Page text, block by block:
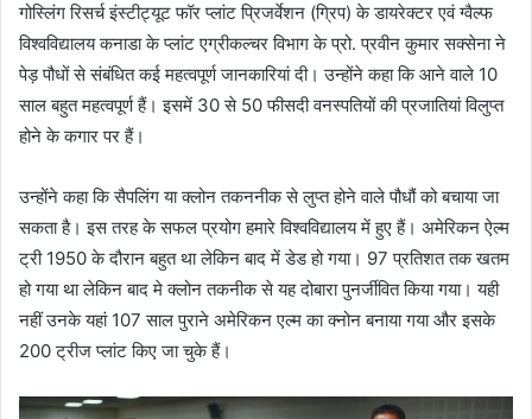
गोस्लिंग रिसर्च इंस्टीट्यूट फॉर प्लांट प्रिजर्वेशन (ग्रिप) के डायरेक्टर एवं ग्वैल्फ
विश्वविद्यालय कनाडा के प्लांट एग्रीकल्चर विभाग के प्रो. प्रवीन कुमार सक्सेना ने
पेड़ पौधों से संबंधित कई महत्वपूर्ण जानकारियां दी। उन्होंने कहा कि आने वाले 10
साल बहुत महत्वपूर्ण हैं। इसमें 30 से 50 फीसदी वनस्पतियों की प्रजातियां विलुप्त
होने के कगार पर हैं।
उन्होंने कहा कि सैपलिंग या क्लोन तकननीक से लुप्त होने वाले पौधौं को बचाया जा
सकता है। इस तरह के सफल प्रयोग हमारे विश्वविद्यालय में हुए हैं। अमेरिकन ऐल्म
ट्री 1950 के दौरान बहुत था लेकिन बाद में डेड हो गया। 97 प्रतिशत तक खतम
हो गया था लेकिन बाद मे क्लोन तकनीक से यह दोबारा पुनर्जीवित किया गया। यही
नहीं उनके यहां 107 साल पुराने अमेरिकन एल्म का क्नोन बनाया गया और इसके
200 ट्रीज प्लांट किए जा चुके हैं।